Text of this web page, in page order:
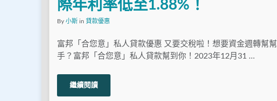
際年利率低至1.88%！
By 小斯 in 貸款優惠
富邦「合您意」私人貸款優惠 又要交稅啦！想要資金週轉幫幫
手？富邦「合您意」私人貸款幫到你！2023年12月31 …
繼續閱讀